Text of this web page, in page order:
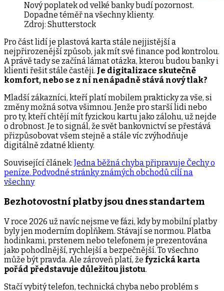
Nový poplatek od velké banky budí pozornost.
Dopadne téměř na všechny klienty.
Zdroj: Shutterstock
Pro část lidí je plastová karta stále nejjistější a
nejpřirozenější způsob, jak mít své finance pod kontrolou.
A právě tady se začíná lámat otázka, kterou budou banky i
klienti řešit stále častěji. Je digitalizace skutečně
komfort, nebo se z ní nenápadně stává nový tlak?
Mladší zákazníci, kteří platí mobilem prakticky za vše, si
změny možná sotva všimnou. Jenže pro starší lidi nebo
pro ty, kteří chtějí mít fyzickou kartu jako zálohu, už nejde
o drobnost. Je to signál, že svět bankovnictví se přestává
přizpůsobovat všem stejně a stále víc zvýhodňuje
digitálně zdatné klienty.
Související článek: Jedna běžná chyba připravuje Čechy o
peníze. Podvodné stránky známých obchodů cílí na
všechny
Bezhotovostní platby jsou dnes standartem
V roce 2026 už navíc nejsme ve fázi, kdy by mobilní platby
byly jen moderním doplňkem. Stávají se normou. Platba
hodinkami, prstenem nebo telefonem je prezentována
jako pohodlnější, rychlejší a bezpečnější. To všechno
může být pravda. Ale zároveň platí, že fyzická karta
pořád představuje důležitou jistotu.
Stačí vybitý telefon, technická chyba nebo problém s